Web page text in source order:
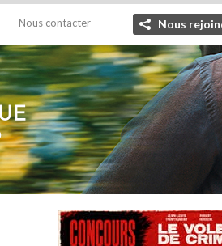
Nous contacter Nous